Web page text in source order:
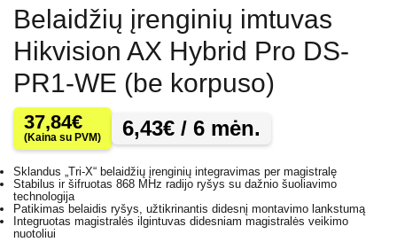
Belaidžių įrenginių imtuvas
Hikvision AX Hybrid Pro DS-
PR1-WE (be korpuso)
37,84€
(Kaina su PVM) 6,43€ / 6 mėn.
Sklandus „Tri-X“ belaidžių įrenginių integravimas per magistralę
Stabilus ir šifruotas 868 MHz radijo ryšys su dažnio šuoliavimo
technologija
Patikimas belaidis ryšys, užtikrinantis didesnį montavimo lankstumą
Integruotas magistralės ilgintuvas didesniam magistralės veikimo
nuotoliui